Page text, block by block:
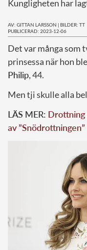
Kungligheten har
AV: GITTAN LARSSON | BILDER: TT
PUBLICERAD: 2023-12-06
Det var många som
prinsessa när hon
Philip, 44.
Men tji skulle alla
LÄS MER: Drottning
av ”Snödrottningen”